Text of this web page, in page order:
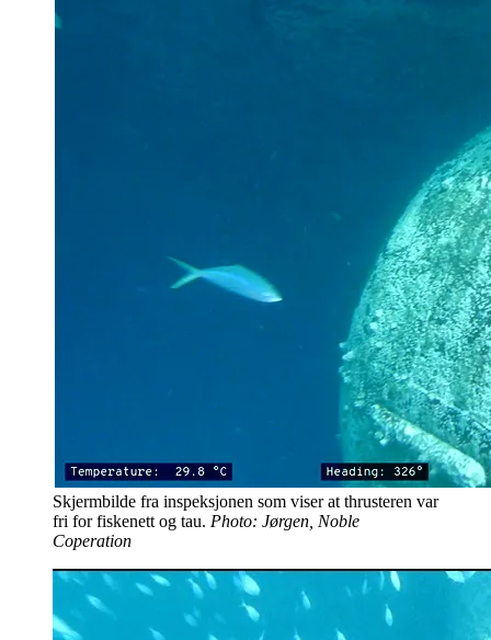
Skjermbilde fra inspeksjonen som viser at thrusteren var
fri for fiskenett og tau. Photo: Jørgen, Noble
Coperation